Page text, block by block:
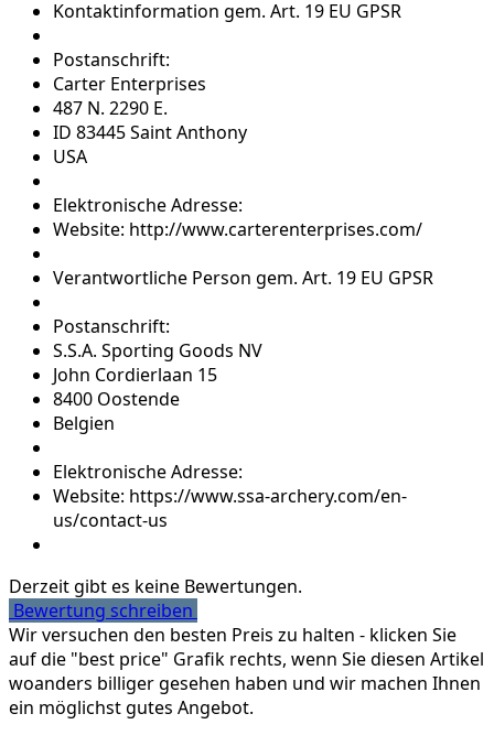
Kontaktinformation gem. Art. 19 EU GPSR
Postanschrift:
Carter Enterprises
487 N. 2290 E.
ID 83445 Saint Anthony
USA
Elektronische Adresse:
Website: http://www.carterenterprises.com/
Verantwortliche Person gem. Art. 19 EU GPSR
Postanschrift:
S.S.A. Sporting Goods NV
John Cordierlaan 15
8400 Oostende
Belgien
Elektronische Adresse:
Website: https://www.ssa-archery.com/en-
us/contact-us
Derzeit gibt es keine Bewertungen.
Bewertung schreiben
Wir versuchen den besten Preis zu halten - klicken Sie
auf die "best price" Grafik rechts, wenn Sie diesen Artikel
woanders billiger gesehen haben und wir machen Ihnen
ein möglichst gutes Angebot.